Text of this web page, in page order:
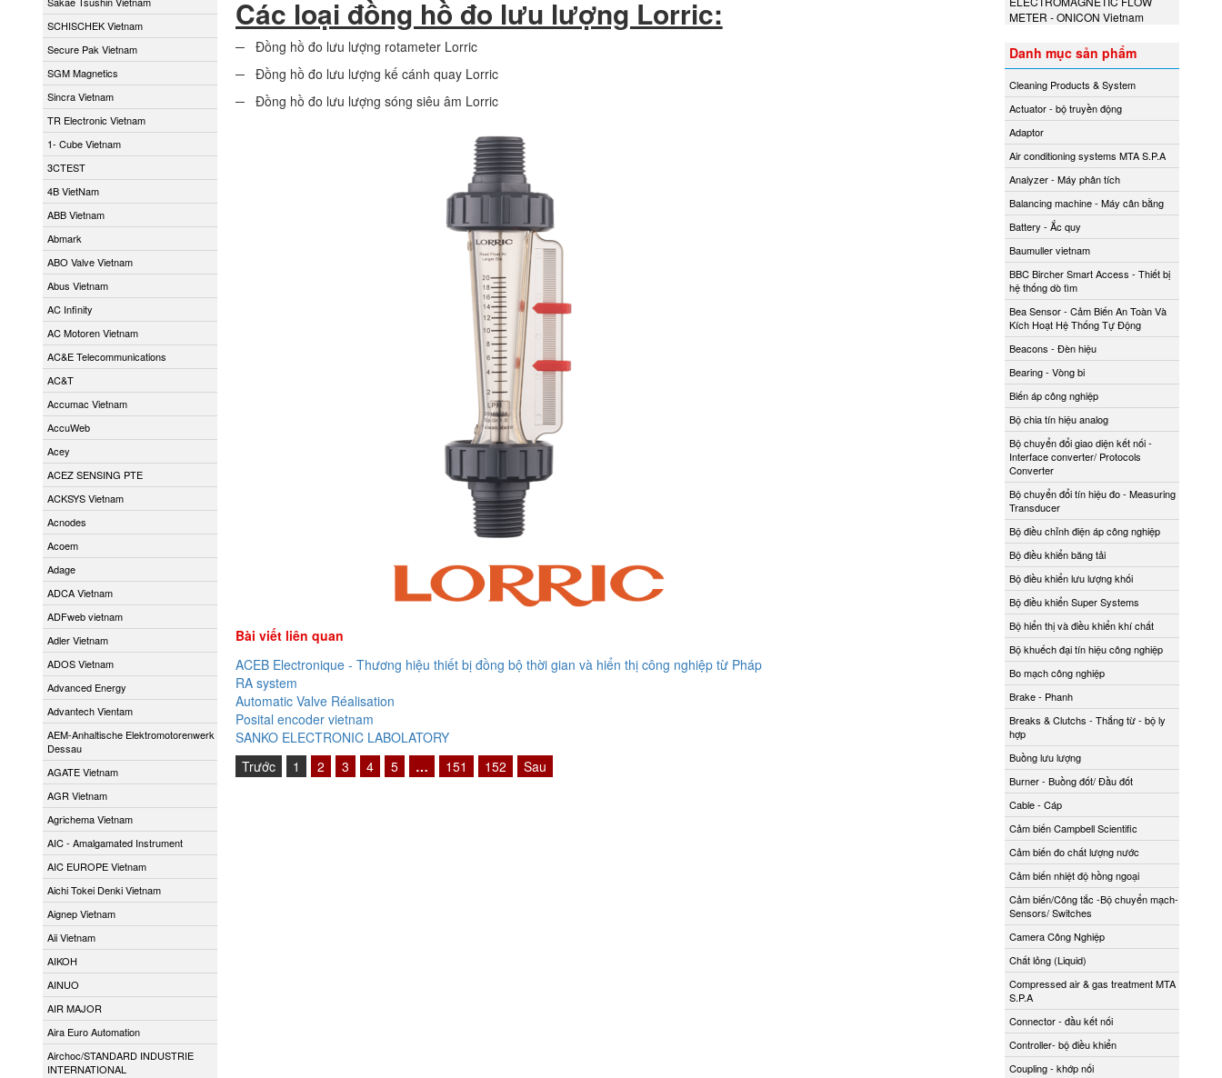
SCHISCHEK Vietnam
Secure Pak Vietnam
SGM Magnetics
Sincra Vietnam
TR Electronic Vietnam
1- Cube Vietnam
3CTEST
4B VietNam
ABB Vietnam
Abmark
ABO Valve Vietnam
Abus Vietnam
AC Infinity
AC Motoren Vietnam
AC&E Telecommunications
AC&T
Accumac Vietnam
AccuWeb
Acey
ACEZ SENSING PTE
ACKSYS Vietnam
Acnodes
Acoem
Adage
ADCA Vietnam
ADFweb vietnam
Adler Vietnam
ADOS Vietnam
Advanced Energy
Advantech Vientam
AEM-Anhaltische Elektromotorenwerk
Dessau
AGATE Vietnam
AGR Vietnam
Agrichema Vietnam
AIC - Amalgamated Instrument
AIC EUROPE Vietnam
Aichi Tokei Denki Vietnam
Aignep Vietnam
Aii Vietnam
AIKOH
AINUO
AIR MAJOR
Aira Euro Automation
Airchoc/STANDARD INDUSTRIE
INTERNATIONAL
Các loại đồng hồ đo lưu lượng Lorric:
─ Đồng hồ đo lưu lượng rotameter Lorric
─ Đồng hồ đo lưu lượng kế cánh quay Lorric
─ Đồng hồ đo lưu lượng sóng siêu âm Lorric
Bài viết liên quan
ACEB Electronique - Thương hiệu thiết bị đồng bộ thời gian và hiển thị công nghiệp từ Pháp
RA system
Automatic Valve Réalisation
Posital encoder vietnam
SANKO ELECTRONIC LABOLATORY
Trước
1 2 3 4 5 … 151 152 Sau
METER - ONICON Vietnam
Danh mục sản phẩm
Cleaning Products & System
Actuator - bộ truyền động
Adaptor
Air conditioning systems MTA S.P.A
Analyzer - Máy phân tích
Balancing machine - Máy cân bằng
Battery - Ắc quy
Baumuller vietnam
BBC Bircher Smart Access - Thiết bị
hệ thống dò tìm
Bea Sensor - Cảm Biến An Toàn Và
Kích Hoạt Hệ Thống Tự Động
Beacons - Đèn hiệu
Bearing - Vòng bi
Biến áp công nghiệp
Bộ chia tín hiệu analog
Bộ chuyển đổi giao diện kết nối -
Interface converter/ Protocols
Converter
Bộ chuyển đổi tín hiệu đo - Measuring
Transducer
Bộ điều chỉnh điện áp công nghiệp
Bộ điều khiển băng tải
Bộ điều khiển lưu lượng khối
Bộ điều khiển Super Systems
Bộ hiển thị và điều khiển khí chất
Bộ khuếch đại tín hiệu công nghiệp
Bo mạch công nghiệp
Brake - Phanh
Breaks & Clutchs - Thắng từ - bộ ly
hợp
Buồng lưu lượng
Burner - Buồng đốt/ Đầu đốt
Cable - Cáp
Cảm biến Campbell Scientific
Cảm biến đo chất lượng nước
Cảm biến nhiệt độ hồng ngoại
Cảm biến/Công tắc -Bộ chuyển mạch-
Sensors/ Switches
Camera Công Nghiệp
Chất lỏng (Liquid)
Compressed air & gas treatment MTA
S.P.A
Connector - đầu kết nối
Controller- bộ điều khiển
Coupling - khớp nối